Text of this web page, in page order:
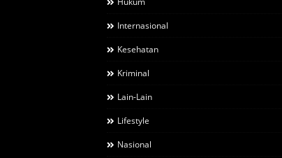
Internasional
Kesehatan
Kriminal
Lain-Lain
Lifestyle
Nasional